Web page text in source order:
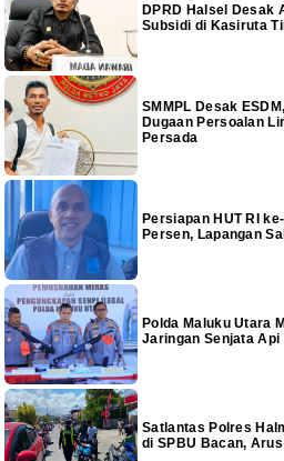
DPRD Halsel Desak
Subsidi di Kasiruta
SMMPL Desak
Dugaan Persoalan
Persada
Persiapan HUT RI
Persen, Lapangan
Polda Maluku Utara
Jaringan Senjata Api
Satlantas Polres
di SPBU Bacan,